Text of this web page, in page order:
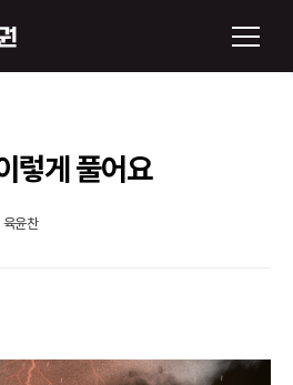
굴
렇게 풀어요
육윤찬